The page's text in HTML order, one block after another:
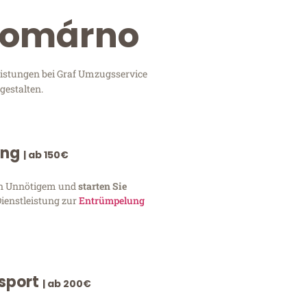
bei Graf Umzugsservice
| ab 150€
Unnötigem undstarten Sie
zurEntrümpelung
| ab 200€